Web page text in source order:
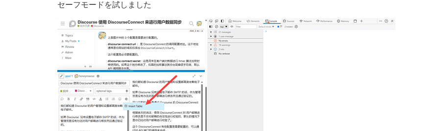
セーフモードを試しました